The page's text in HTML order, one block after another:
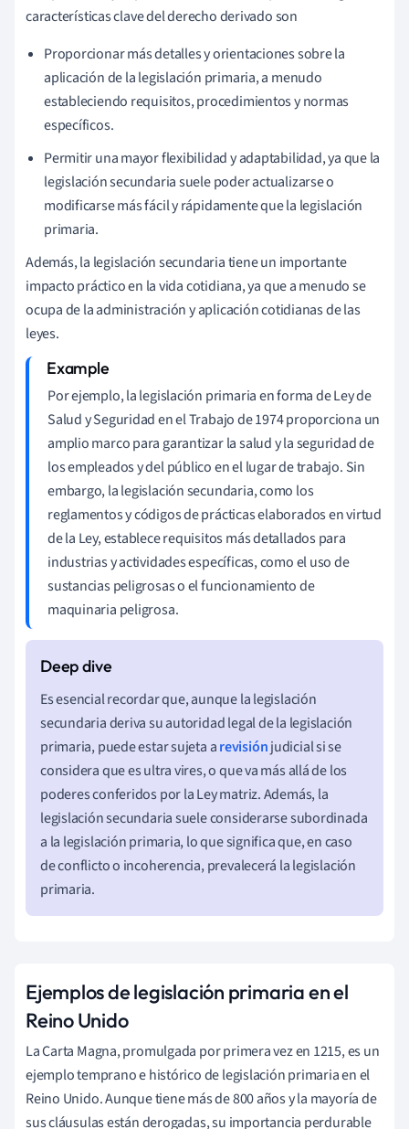
características clave del derecho derivado son
Proporcionar más detalles y orientaciones sobre la
aplicación de la legislación primaria, a menudo
estableciendo requisitos, procedimientos y normas
específicos.
Permitir una mayor flexibilidad y adaptabilidad, ya que la
legislación secundaria suele poder actualizarse o
modificarse más fácil y rápidamente que la legislación
primaria.
Además, la legislación secundaria tiene un importante
impacto práctico en la vida cotidiana, ya que a menudo se
ocupa de la administración y aplicación cotidianas de las
leyes.
Por ejemplo, la legislación primaria en forma de Ley de
Salud y Seguridad en el Trabajo de 1974 proporciona un
amplio marco para garantizar la salud y la seguridad de
los empleados y del público en el lugar de trabajo. Sin
embargo, la legislación secundaria, como los
reglamentos y códigos de prácticas elaborados en virtud
de la Ley, establece requisitos más detallados para
industrias y actividades específicas, como el uso de
sustancias peligrosas o el funcionamiento de
maquinaria peligrosa.
Es esencial recordar que, aunque la legislación
secundaria deriva su autoridad legal de la legislación
primaria, puede estar sujeta arevisiónjudicial si se
considera que es ultra vires, o que va más allá de los
poderes conferidos por la Ley matriz. Además, la
legislación secundaria suele considerarse subordinada
a la legislación primaria, lo que significa que, en caso
de conflicto o incoherencia, prevalecerá la legislación
primaria.
Ejemplos de legislación primaria en el
Reino Unido
La Carta Magna, promulgada por primera vez en 1215, es un
ejemplo temprano e histórico de legislación primaria en el
Reino Unido. Aunque tiene más de 800 años y la mayoría de
sus cláusulas están derogadas, su importancia perdurable